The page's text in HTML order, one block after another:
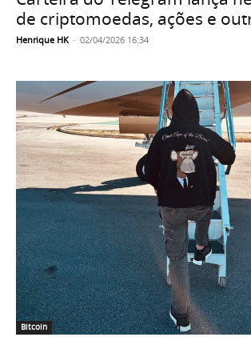
de criptomoedas, ações e
Henrique HK - 02/04/2026 16:34
Bitcoin